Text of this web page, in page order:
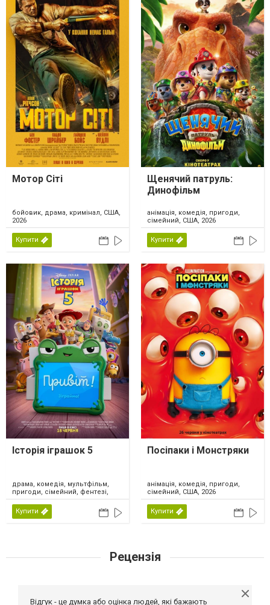
Мотор Сіті
бойовик, драма, кримінал, США,
2026
Купити
Щенячий патруль:
Динофільм
анімація, комедія, пригоди,
сімейний, США, 2026
Купити
Історія іграшок 5
драма, комедія, мультфільм,
пригоди, сімейний, фентезі,
США, 2026
Купити
Посіпаки і Монстряки
анімація, комедія, пригоди,
сімейний, США, 2026
Купити
Рецензія
Відгук - це думка або оцінка людей, які бажають